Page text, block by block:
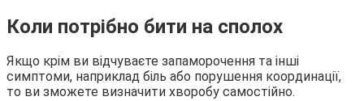
Коли потрібно бити на сполох
Якщо крім ви відчуваєте запаморочення та інші
симптоми, наприклад біль або порушення координації,
то ви зможете визначити хворобу самостійно.